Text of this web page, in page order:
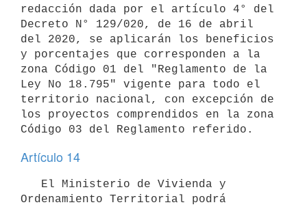
redacción dada por el artículo 4° del
Decreto N° 129/020, de 16 de abril
del 2020, se aplicarán los beneficios
y porcentajes que corresponden a la
zona Código 01 del "Reglamento de la
Ley No 18.795" vigente para todo el
territorio nacional, con excepción de
los proyectos comprendidos en la zona
Artículo 14
Ordenamiento Territorial podrá